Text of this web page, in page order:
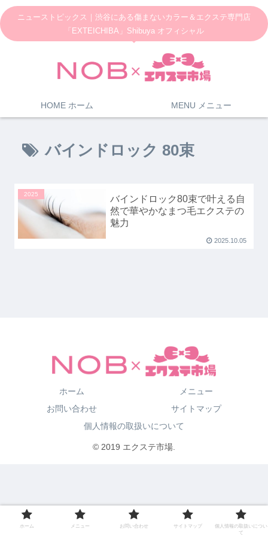
ニューストピックス｜渋谷にある傷まないカラー＆エクステ専門店
「EXTEICHIBA」Shibuya オフィシャル
HOME ホーム MENU メニュー
バインドロック 80束
2025
バインドロック80束で叶える自
然で華やかなまつ毛エクステの
魅力
2025.10.05
ホーム
メニュー
お問い合わせ
サイトマップ
個人情報の取扱いについて
© 2019 エクステ市場.
ホーム メニュー お問い合わせ サイトマップ
個人情報の取扱いについ
て